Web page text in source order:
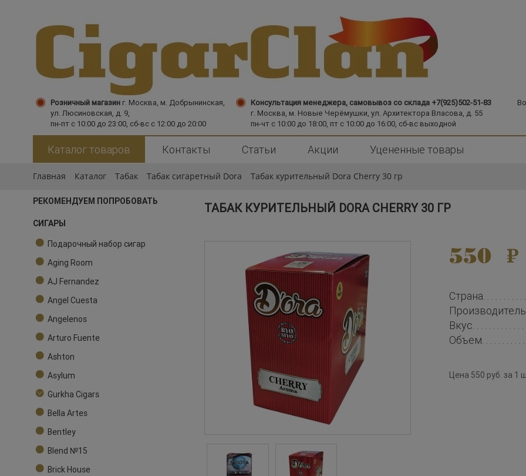
Розничный магазин г. Москва, м. Добрынинская,
ул. Люсиновская, д. 9,
пн-пт с 10:00 до 23:00, сб-вс с 12:00 до 20:00
Консультация менеджера, самовывоз со склада +7(925)502-51-83
г. Москва, м. Новые Черёмушки, ул. Архитектора Власова, д. 55
пн-чт с 10:00 до 18:00, пт с 10:00 до 16:00, сб-вс выходной
Каталог товаров Контакты Статьи Акции Уцененные товары
Главная Каталог Табак Табак сигаретный Dora Табак курительный Dora Cherry 30 гр
РЕКОМЕНДУЕМ ПОПРОБОВАТЬ
СИГАРЫ
Подарочный набор сигар
Aging Room
AJ Fernandez
Angel Cuesta
Angelenos
Arturo Fuente
Ashton
Asylum
Gurkha Cigars
Bella Artes
Bentley
Blend №15
Brick House
ТАБАК КУРИТЕЛЬНЫЙ DORA CHERRY 30 ГР
550
Страна
Производитель
Вкус
Объем
Цена 550 руб. за 1